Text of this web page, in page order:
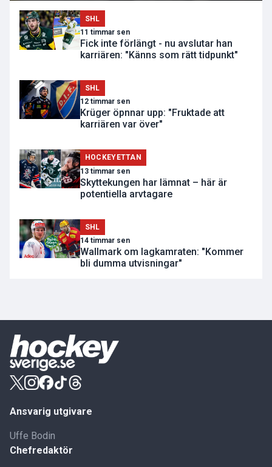
SHL
11 timmar sen
Fick inte förlängt - nu avslutar han
karriären: "Känns som rätt tidpunkt"
SHL
12 timmar sen
Krüger öpnnar upp: "Fruktade att
karriären var över"
HOCKEYETTAN
13 timmar sen
Skyttekungen har lämnat – här är
potentiella arvtagare
SHL
14 timmar sen
Wallmark om lagkamraten: "Kommer
bli dumma utvisningar"
Ansvarig utgivare
Uffe Bodin
Chefredaktör